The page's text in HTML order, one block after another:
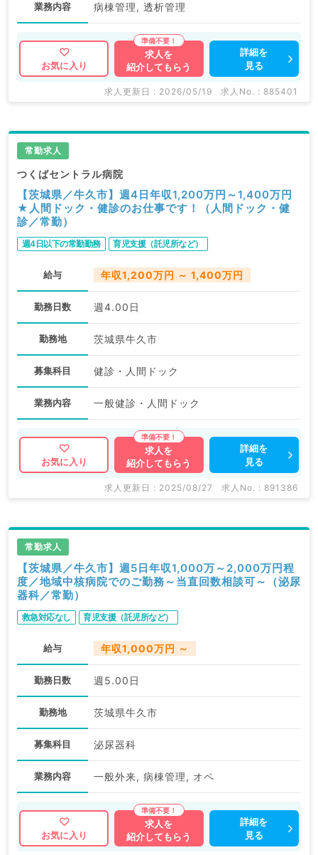
業務内容 病棟管理, 透析管理
お気に入り
求人を
紹介してもらう
詳細を
見る
求人更新日 : 2026/05/19 求人No. : 885401
常勤求人
つくばセントラル病院
【茨城県／牛久市】週4日年収1,200万円～1,400万円
★人間ドック・健診のお仕事です！（人間ドック・健
診／常勤）
週4日以下の常勤勤務 育児支援（託児所など）
給与 年収1,200万円 ～ 1,400万円
勤務日数 週4.00日
勤務地 茨城県牛久市
募集科目 健診・人間ドック
業務内容 一般健診・人間ドック
お気に入り
求人を
紹介してもらう
詳細を
見る
求人更新日 : 2025/08/27 求人No. : 891386
常勤求人
【茨城県／牛久市】週5日年収1,000万～2,000万円程
度／地域中核病院でのご勤務～当直回数相談可～（泌尿
器科／常勤）
救急対応なし 育児支援（託児所など）
給与 年収1,000万円 ～
勤務日数 週5.00日
勤務地 茨城県牛久市
募集科目 泌尿器科
業務内容 一般外来, 病棟管理, オペ
お気に入り
求人を
紹介してもらう
詳細を
見る